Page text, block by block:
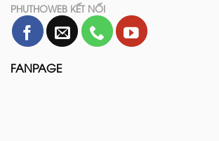
PHUTHOWEB KẾT NỐI
FANPAGE